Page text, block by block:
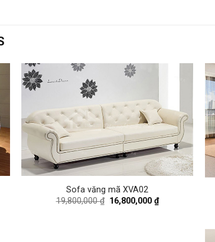
Sofa văng mã XVA02
19,800,000₫ Original
price
16,800,000 ₫Current
price